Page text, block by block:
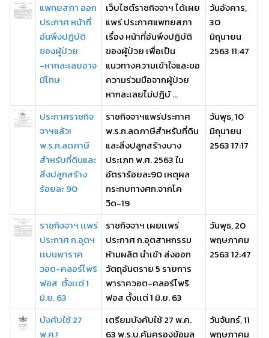
แพทยสภา ออก
ประกาศ หน้าที่
อันพึงปฏิบัติ
ของผู้ป่วย
-หากละเลยอาจ
มีโทษ
เว็บไซต์ราชกิจจาฯ ได้เผย
แพร่ ประกาศแพทยสภา
เรื่อง หน้าที่อันพึงปฏิบัติ
ของผู้ป่วย เพื่อเป็น
แนวทางความเข้าใจและขอ
ความร่วมมือจากผู้ป่วย
หากละเลยไม่ปฎิบั ...
วันอังคาร,
30
มิถุนายน
2563 11:47
ประกาศราชกิจ
จาฯแล้ว!
พ.ร.ก.ลดภาษี
สำหรับที่ดินและ
สิ่งปลูกสร้าง
ร้อยละ 90
ราชกิจจาฯแพร่ประกาศ
พ.ร.ก.ลดภาษีสำหรับที่ดิน
และสิ่งปลูกสร้างบาง
ประเภท พ.ศ. 2563 ใน
อัตราร้อยละ90 เหตุผล
กระทบทางศก.จากโค
วิด-19
วันพุธ, 10
มิถุนายน
2563 17:17
ราชกิจจาฯ เเพร่
ประกาศ ก.อุตฯ
เเบนพาราค
วอต-คลอร์ไพริ
ฟอส ตั้งเเต่ 1
มิ.ย. 63
ราชกิจจาฯ เผยเเพร่
ประกาศ ก.อุตสาหกรรม
ห้ามผลิต นำเข้า ส่งออก
วัตถุอันตราย 5 รายการ
พาราควอต-คลอร์ไพริ
ฟอส ตั้งเเต่ 1 มิ.ย. 63
วันพุธ, 20
พฤษภาคม
2563 12:47
บังคับใช้ 27
พ.ค.!
เตรียมบังคับใช้ 27 พ.ค.
63 พ.ร.บ.คุ้มครองข้อมูล
วันจันทร์, 11
พฤษภาคม